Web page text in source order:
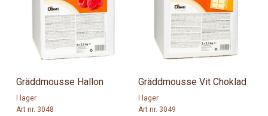
Gräddmousse Hallon
I lager
Art nr. 3048
Gräddmousse Vit Choklad
I lager
Art nr. 3049